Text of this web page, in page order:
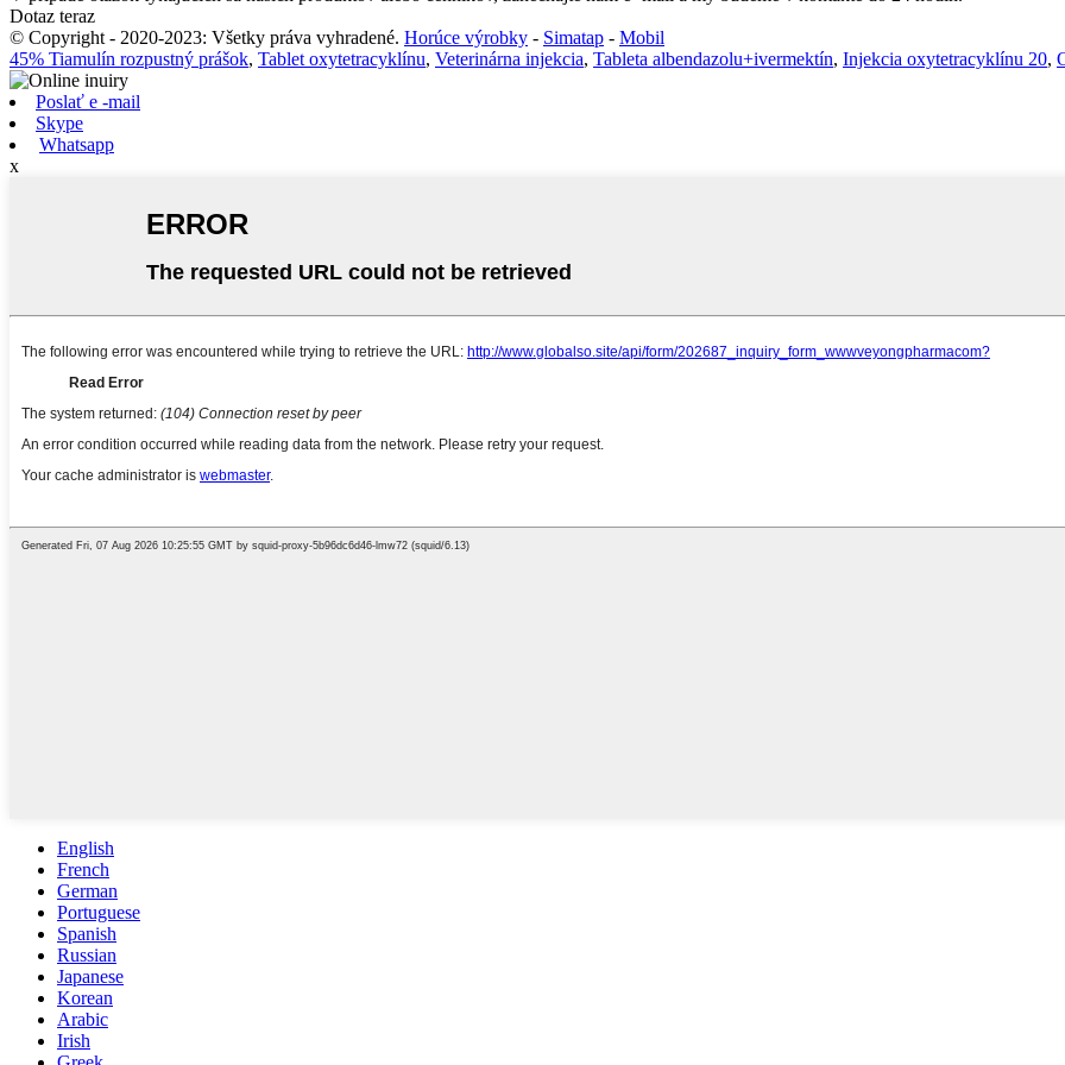
Dotaz teraz
© Copyright - 2020-2023: Všetky práva vyhradené. Horúce výrobky - Simatap - Mobil
45% Tiamulín rozpustný prášok, Tablet oxytetracyklínu, Veterinárna injekcia, Tableta albendazolu+ivermektín, Injekcia oxytetracyklínu 20,
Poslať e -mail
Skype
Whatsapp
x
English
French
German
Portuguese
Spanish
Russian
Japanese
Korean
Arabic
Irish